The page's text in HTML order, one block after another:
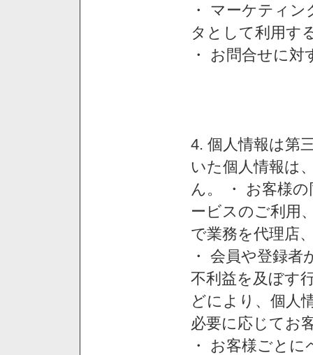
・ マーケティ
タとして利用す
・ お問合せに
4. 個人情報は第
いた個人情報は
ん。 ・ お客様
ービスのご利用
で業務を代理店
・ 会員や登録
不利益を及ぼす
どにより、個人
必要に応じてお
・ お客様ごと